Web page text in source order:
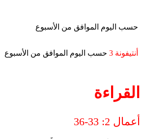
حسب اليوم الموافق من الأسبوع
أنتيفونة 3 حسب اليوم الموافق من الأسبوع
القراءة
أعمال 2: 33-36